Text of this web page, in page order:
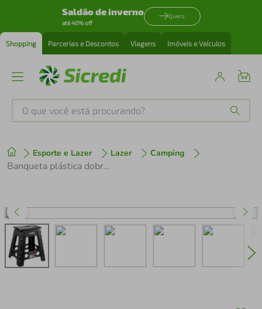
Saldão de inverno
até 40% off
Quero
Shopping Parcerias e Descontos Viagens Imóveis e Veículos
O que você está procurando?
Esporte e Lazer Lazer Camping
Banqueta plástica dobrável preta altura 450 mm VONDER
1º tenis
3º perfume
4